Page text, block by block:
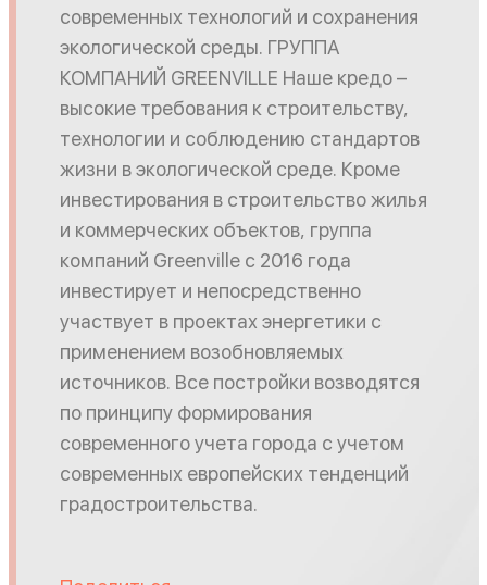
современных технологий и сохранения
экологической среды. ГРУППА
КОМПАНИЙ GREENVILLE Наше кредо –
высокие требования к строительству,
технологии и соблюдению стандартов
жизни в экологической среде. Кроме
инвестирования в строительство жилья
и коммерческих объектов, группа
компаний Greenville с 2016 года
инвестирует и непосредственно
участвует в проектах энергетики с
применением возобновляемых
источников. Все постройки возводятся
по принципу формирования
современного учета города с учетом
современных европейских тенденций
градостроительства.